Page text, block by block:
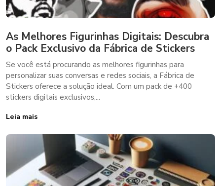
As Melhores Figurinhas Digitais: Descubra
o Pack Exclusivo da Fábrica de Stickers
Se você está procurando as melhores figurinhas para
personalizar suas conversas e redes sociais, a Fábrica de
Stickers oferece a solução ideal. Com um pack de +400
stickers digitais exclusivos,...
Leia mais